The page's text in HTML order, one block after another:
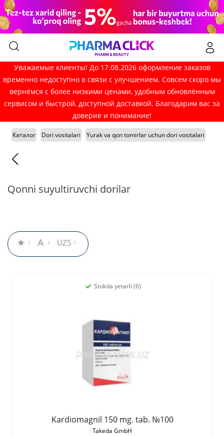
Уважаемые клиенты! До 17.08.2026 оформление заказов
временно недоступно в связи с улучшением. Совсем скоро мы
вернёмся с более низкими ценами, удобным обновлённым
сервисом и быстрой, доступной доставкой. Благодарим вас за
доверие и понимание!
Каталог Dori vositalari Yurak va qon tomirlar uchun dori vositalari
Qonni suyultiruvchi dorilar
Stokda yetarli (6)
Kardiomagnil 150 mg. tab. №100
Takeda GmbH